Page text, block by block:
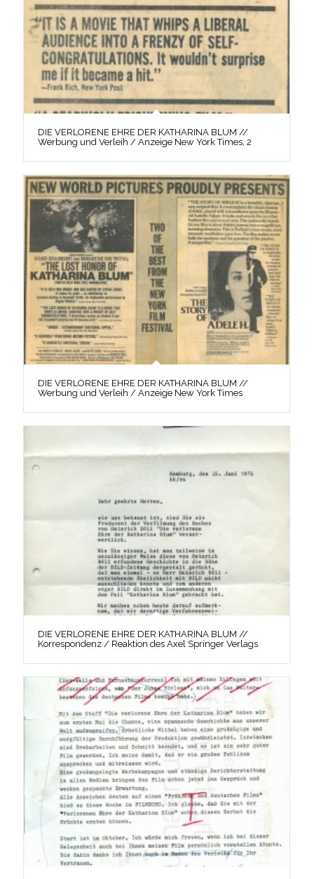
DIE VERLORENE EHRE DER KATHARINA BLUM //
Werbung und Verleih / Anzeige New York Times, 2
DIE VERLORENE EHRE DER KATHARINA BLUM //
Werbung und Verleih / Anzeige New York Times
DIE VERLORENE EHRE DER KATHARINA BLUM //
Korrespondenz / Reaktion des Axel Springer Verlags